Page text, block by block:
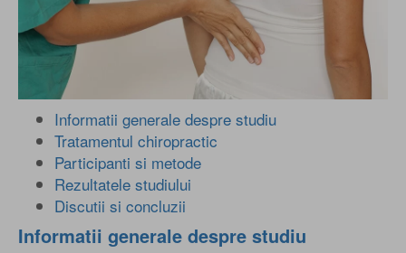
Informatii generale despre studiu
Tratamentul chiropractic
Participanti si metode
Rezultatele studiului
Discutii si concluzii
Informatii generale despre studiu